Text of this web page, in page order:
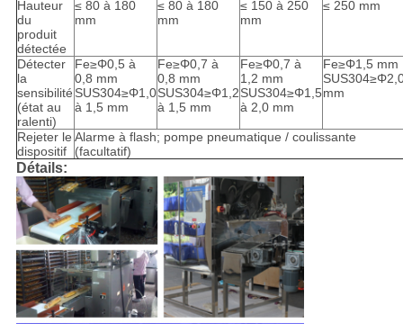
Hauteur
du
produit
détectée
≤ 80 à 180
mm
≤ 80 à 180
mm
≤ 150 à 250
mm
≤ 250 mm
Détecter
la
sensibilité
(état au
ralenti)
Fe≥Φ0,5 à
0,8 mm
SUS304≥Φ1,0
à 1,5 mm
Fe≥Φ0,7 à
0,8 mm
SUS304≥Φ1,2
à 1,5 mm
Fe≥Φ0,7 à
1,2 mm
SUS304≥Φ1,5
à 2,0 mm
Fe≥Φ1,5 mm
mm
Rejeter le
dispositif
Alarme à flash; pompe pneumatique / coulissante
(facultatif)
Détails: